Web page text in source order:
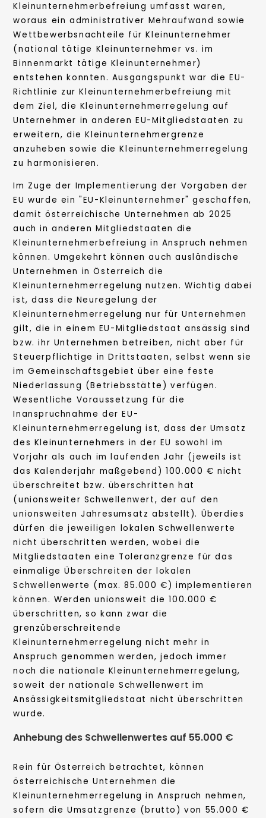
Kleinunternehmerbefreiung umfasst waren,
woraus ein administrativer Mehraufwand sowie
Wettbewerbsnachteile für Kleinunternehmer
(national tätige Kleinunternehmer vs. im
Binnenmarkt tätige Kleinunternehmer)
entstehen konnten. Ausgangspunkt war die EU-
Richtlinie zur Kleinunternehmerbefreiung mit
dem Ziel, die Kleinunternehmerregelung auf
Unternehmer in anderen EU-Mitgliedstaaten zu
erweitern, die Kleinunternehmergrenze
anzuheben sowie die Kleinunternehmerregelung
zu harmonisieren.
Im Zuge der Implementierung der Vorgaben der
EU wurde ein "EU-Kleinunternehmer" geschaffen,
damit österreichische Unternehmen ab 2025
auch in anderen Mitgliedstaaten die
Kleinunternehmerbefreiung in Anspruch nehmen
können. Umgekehrt können auch ausländische
Unternehmen in Österreich die
Kleinunternehmerregelung nutzen. Wichtig dabei
ist, dass die Neuregelung der
Kleinunternehmerregelung nur für Unternehmen
gilt, die in einem EU-Mitgliedstaat ansässig sind
bzw. ihr Unternehmen betreiben, nicht aber für
Steuerpflichtige in Drittstaaten, selbst wenn sie
im Gemeinschaftsgebiet über eine feste
Niederlassung (Betriebsstätte) verfügen.
Wesentliche Voraussetzung für die
Inanspruchnahme der EU-
Kleinunternehmerregelung ist, dass der Umsatz
des Kleinunternehmers in der EU sowohl im
Vorjahr als auch im laufenden Jahr (jeweils ist
das Kalenderjahr maßgebend) 100.000 € nicht
überschreitet bzw. überschritten hat
(unionsweiter Schwellenwert, der auf den
unionsweiten Jahresumsatz abstellt). Überdies
dürfen die jeweiligen lokalen Schwellenwerte
nicht überschritten werden, wobei die
Mitgliedstaaten eine Toleranzgrenze für das
einmalige Überschreiten der lokalen
Schwellenwerte (max. 85.000 €) implementieren
können. Werden unionsweit die 100.000 €
überschritten, so kann zwar die
grenzüberschreitende
Kleinunternehmerregelung nicht mehr in
Anspruch genommen werden, jedoch immer
noch die nationale Kleinunternehmerregelung,
soweit der nationale Schwellenwert im
Ansässigkeitsmitgliedstaat nicht überschritten
wurde.
Anhebung des Schwellenwertes auf 55.000 €
Rein für Österreich betrachtet, können
österreichische Unternehmen die
Kleinunternehmerregelung in Anspruch nehmen,
sofern die Umsatzgrenze (brutto) von 55.000 €